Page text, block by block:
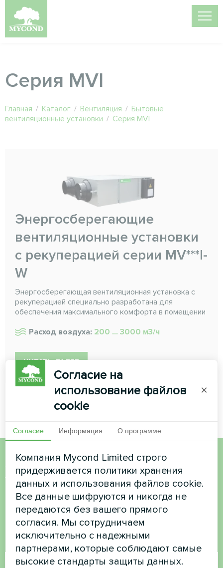
Серия MVI
Главная / Каталог / Вентиляция / Бытовые
вентиляционные установки / Серия MVI
Энергосберегающие
вентиляционные установки
с рекуперацией серии MV***I-
W
Энергосберегающая вентиляционная установка с
рекуперацией специально разработана для
обеспечения максимального комфорта в помещении
Расход воздуха: 200 ... 3000 м3/ч
ЧИТАТЬ ДАЛЕЕ
Хотите купить или у вас
есть вопросы?
Свяжитесь с нами, и мы поможем вам
Имя
Согласие на
использование файлов
cookie
×
Согласие Информация О программе
Компания Mycond Limited строго
придерживается политики хранения
данных и использования файлов cookie.
Все данные шифруются и никогда не
передаются без вашего прямого
согласия. Мы сотрудничаем
исключительно с надежными
партнерами, которые соблюдают самые
высокие стандарты защиты данных.